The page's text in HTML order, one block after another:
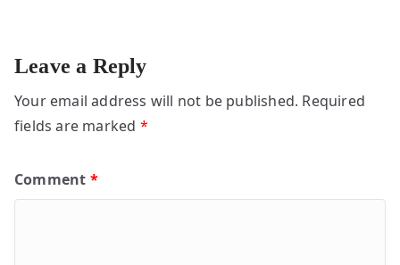
Leave a Reply
Your email address will not be published. Required
fields are marked *
Comment *